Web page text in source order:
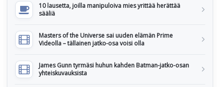
10 lausetta, joilla manipuloiva mies yrittää herättää
sääliä
Masters of the Universe sai uuden elämän Prime
Videolla – tällainen jatko-osa voisi olla
James Gunn tyrmäsi huhun kahden Batman-jatko-osan
yhteiskuvauksista